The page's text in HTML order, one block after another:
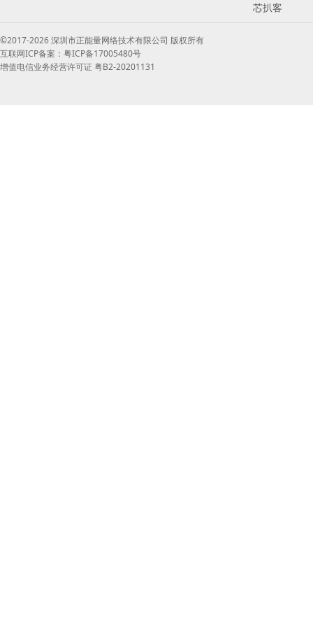
芯扒客
©2017-2026 深圳市正能量网络技术有限公司 版权所有
互联网ICP备案：粤ICP备17005480号
增值电信业务经营许可证 粤B2-20201131